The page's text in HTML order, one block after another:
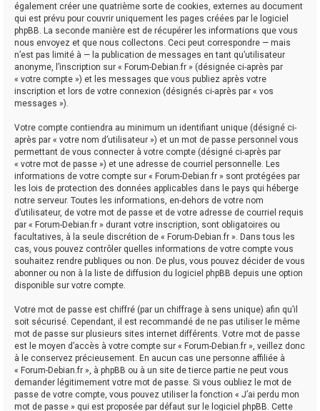
également créer une quatrième sorte de cookies, externes au document
qui est prévu pour couvrir uniquement les pages créées par le logiciel
phpBB. La seconde manière est de récupérer les informations que vous
nous envoyez et que nous collectons. Ceci peut correspondre — mais
n’est pas limité à — la publication de messages en tant qu’utilisateur
anonyme, l’inscription sur « Forum-Debian.fr » (désignée ci-après par
« votre compte ») et les messages que vous publiez après votre
inscription et lors de votre connexion (désignés ci-après par « vos
messages »).
Votre compte contiendra au minimum un identifiant unique (désigné ci-
après par « votre nom d’utilisateur ») et un mot de passe personnel vous
permettant de vous connecter à votre compte (désigné ci-après par
« votre mot de passe ») et une adresse de courriel personnelle. Les
informations de votre compte sur « Forum-Debian.fr » sont protégées par
les lois de protection des données applicables dans le pays qui héberge
notre serveur. Toutes les informations, en-dehors de votre nom
d’utilisateur, de votre mot de passe et de votre adresse de courriel requis
par « Forum-Debian.fr » durant votre inscription, sont obligatoires ou
facultatives, à la seule discrétion de « Forum-Debian.fr ». Dans tous les
cas, vous pouvez contrôler quelles informations de votre compte vous
souhaitez rendre publiques ou non. De plus, vous pouvez décider de vous
abonner ou non à la liste de diffusion du logiciel phpBB depuis une option
disponible sur votre compte.
Votre mot de passe est chiffré (par un chiffrage à sens unique) afin qu’il
soit sécurisé. Cependant, il est recommandé de ne pas utiliser le même
mot de passe sur plusieurs sites internet différents. Votre mot de passe
est le moyen d’accès à votre compte sur « Forum-Debian.fr », veillez donc
à le conservez précieusement. En aucun cas une personne affiliée à
« Forum-Debian.fr », à phpBB ou à un site de tierce partie ne peut vous
demander légitimement votre mot de passe. Si vous oubliez le mot de
passe de votre compte, vous pouvez utiliser la fonction « J’ai perdu mon
mot de passe » qui est proposée par défaut sur le logiciel phpBB. Cette